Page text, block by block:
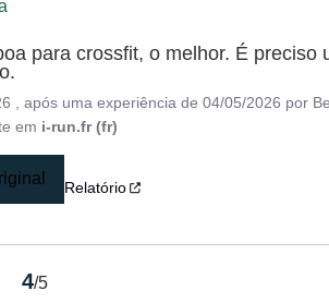
para crossfit, o melhor. É
, após uma experiência de04/05/2026 por
em i-run.fr (fr)
Relatório
4/5